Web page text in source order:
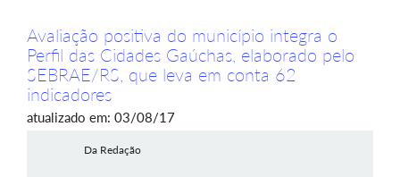
Avaliação positiva do município integra o
Perfil das Cidades Gaúchas, elaborado pelo
SEBRAE/RS, que leva em conta 62
indicadores
atualizado em: 03/08/17
Da Redação